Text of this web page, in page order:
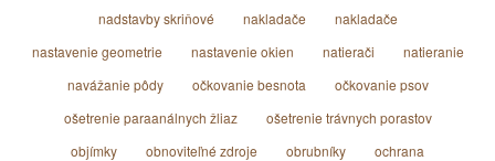
nadstavby skriňové
nakladače
nakladače
nastavenie geometrie
nastavenie okien natierači
natieranie
navážanie pôdy
očkovanie besnota
očkovanie psov
ošetrenie paraanálnych žliaz
ošetrenie trávnych porastov
objímky
obnoviteľné zdroje obrubníky
ochrana